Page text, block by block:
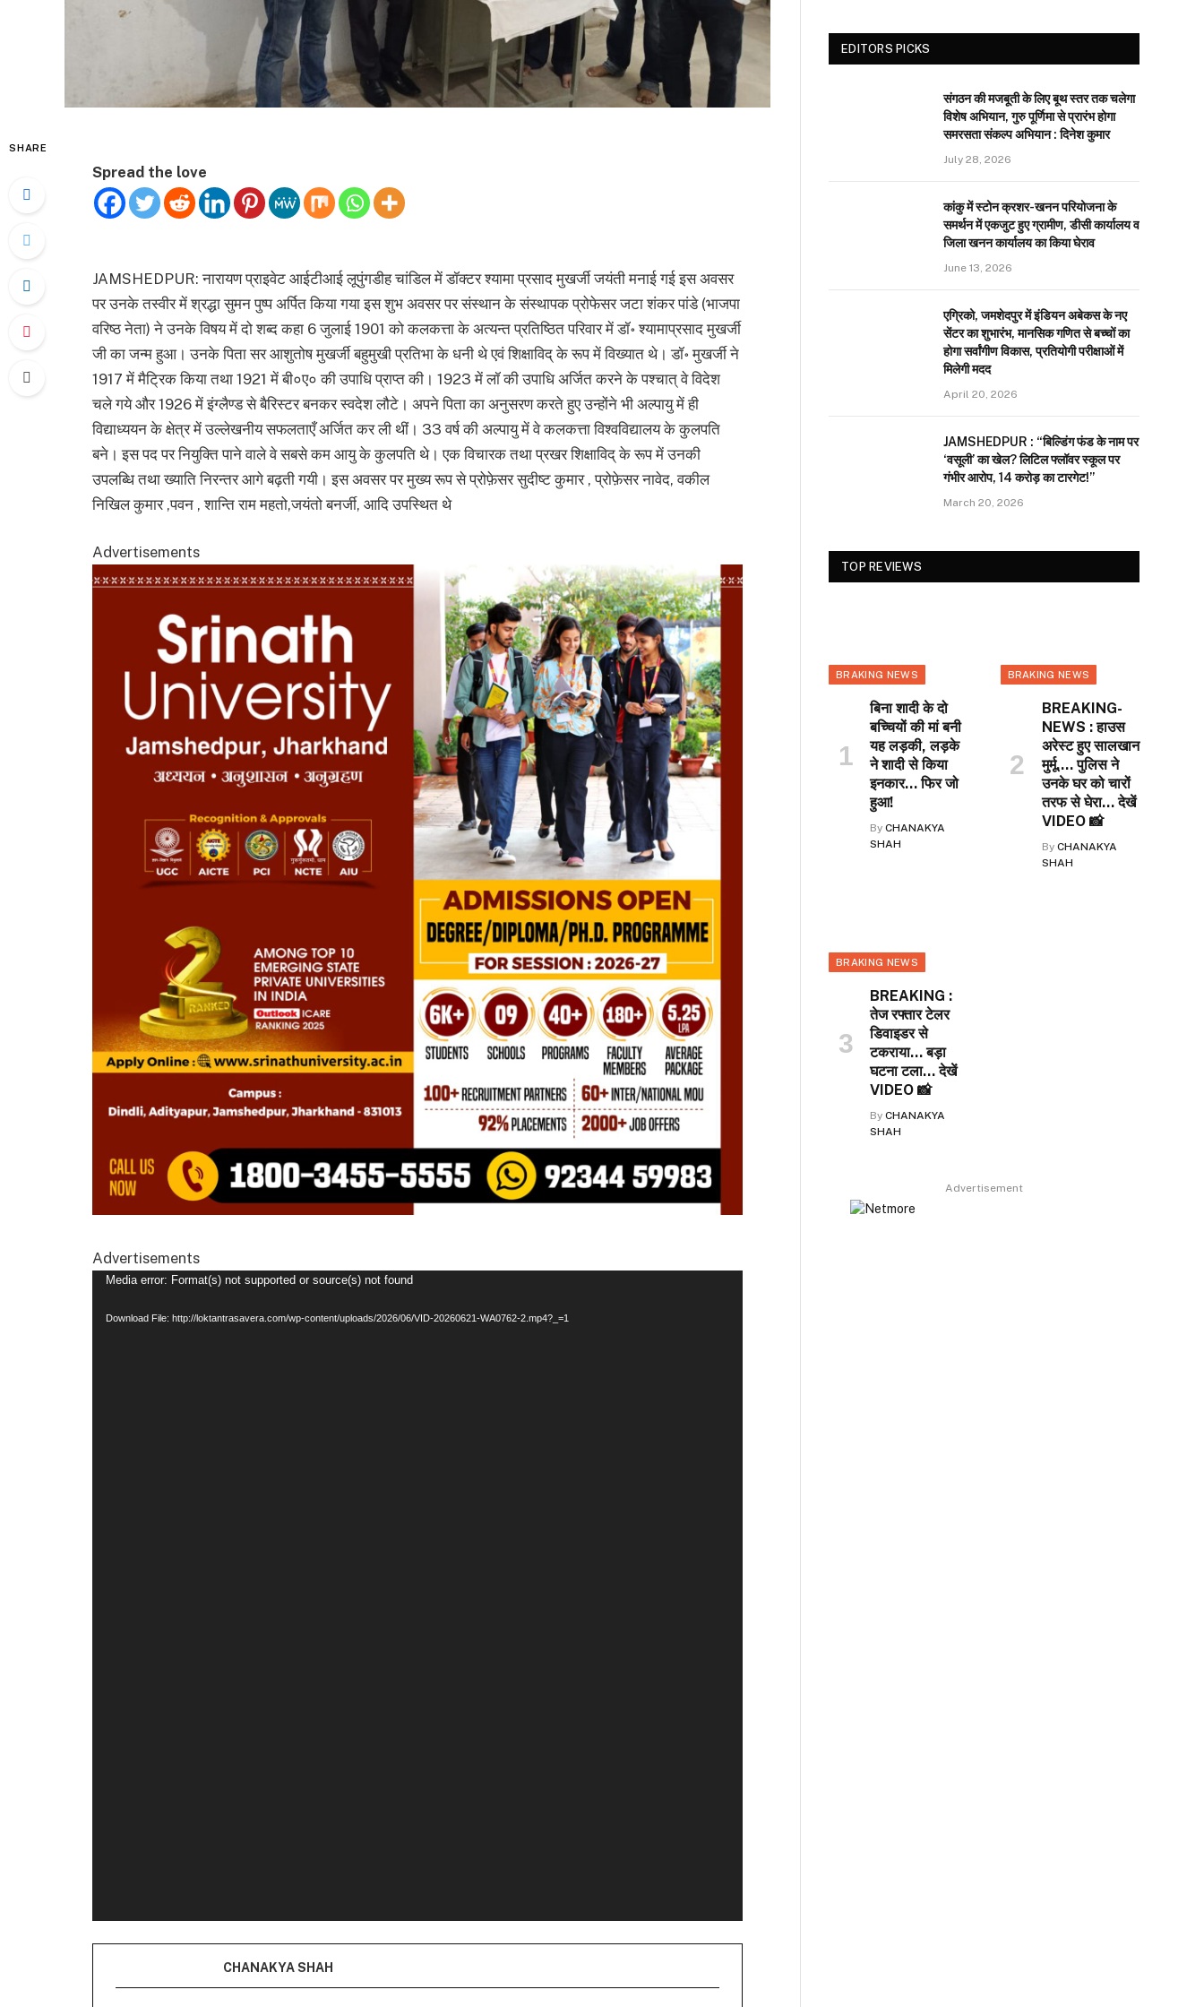
SHARE
Spread the love
JAMSHEDPUR: नारायण प्राइवेट आईटीआई लूपुंगडीह चांडिल में डॉक्टर श्यामा प्रसाद मुखर्जी जयंती मनाई गई इस अवसर
पर उनके तस्वीर में श्रद्धा सुमन पुष्प अर्पित किया गया इस शुभ अवसर पर संस्थान के संस्थापक प्रोफेसर जटा शंकर पांडे (भाजपा
वरिष्ठ नेता) ने उनके विषय में दो शब्द कहा 6 जुलाई 1901 को कलकत्ता के अत्यन्त प्रतिष्ठित परिवार में डॉ॰ श्यामाप्रसाद मुखर्जी
जी का जन्म हुआ। उनके पिता सर आशुतोष मुखर्जी बहुमुखी प्रतिभा के धनी थे एवं शिक्षाविद् के रूप में विख्यात थे। डॉ॰ मुखर्जी ने
1917 में मैट्रिक किया तथा 1921 में बी०ए० की उपाधि प्राप्त की। 1923 में लॉ की उपाधि अर्जित करने के पश्चात् वे विदेश
चले गये और 1926 में इंग्लैण्ड से बैरिस्टर बनकर स्वदेश लौटे। अपने पिता का अनुसरण करते हुए उन्होंने भी अल्पायु में ही
विद्याध्ययन के क्षेत्र में उल्लेखनीय सफलताएँ अर्जित कर ली थीं। 33 वर्ष की अल्पायु में वे कलकत्ता विश्वविद्यालय के कुलपति
बने। इस पद पर नियुक्ति पाने वाले वे सबसे कम आयु के कुलपति थे। एक विचारक तथा प्रखर शिक्षाविद् के रूप में उनकी
उपलब्धि तथा ख्याति निरन्तर आगे बढ़ती गयी। इस अवसर पर मुख्य रूप से प्रोफ़ेसर सुदीष्ट कुमार , प्रोफ़ेसर नावेद, वकील
निखिल कुमार ,पवन , शान्ति राम महतो,जयंतो बनर्जी, आदि उपस्थित थे
Advertisements
Advertisements
Video
Media error: Format(s) not supported or source(s) not found
Download File: http://loktantrasavera.com/wp-content/uploads/2026/06/VID-20260621-WA0762-2.mp4?_=1
CHANAKYA SHAH
EDITORS PICKS
संगठन की मजबूती के लिए बूथ स्तर तक चलेगा
विशेष अभियान, गुरु पूर्णिमा से प्रारंभ होगा
समरसता संकल्प अभियान : दिनेश कुमार
July 28, 2026
कांकु में स्टोन क्रशर-खनन परियोजना के
समर्थन में एकजुट हुए ग्रामीण, डीसी कार्यालय व
जिला खनन कार्यालय का किया घेराव
June 13, 2026
एग्रिको, जमशेदपुर में इंडियन अबेकस के नए
सेंटर का शुभारंभ, मानसिक गणित से बच्चों का
होगा सर्वांगीण विकास, प्रतियोगी परीक्षाओं में
मिलेगी मदद
April 20, 2026
JAMSHEDPUR : “बिल्डिंग फंड के नाम पर
‘वसूली’ का खेल? लिटिल फ्लॉवर स्कूल पर
गंभीर आरोप, 14 करोड़ का टारगेट!”
March 20, 2026
TOP REVIEWS
BRAKING NEWS
बिना शादी के दो
बच्चियों की मां बनी
यह लड़की, लड़के
ने शादी से किया
इनकार… फिर जो
हुआ!
By CHANAKYA
SHAH
BRAKING NEWS
BREAKING-
NEWS : हाउस
अरेस्ट हुए सालखान
मुर्मू…. पुलिस ने
उनके घर को चारों
तरफ से घेरा… देखें
VIDEO 📸
By CHANAKYA
SHAH
BRAKING NEWS
BREAKING :
तेज रफ्तार टेलर
डिवाइडर से
टकराया… बड़ा
घटना टला… देखें
VIDEO 📸
By CHANAKYA
SHAH
Advertisement